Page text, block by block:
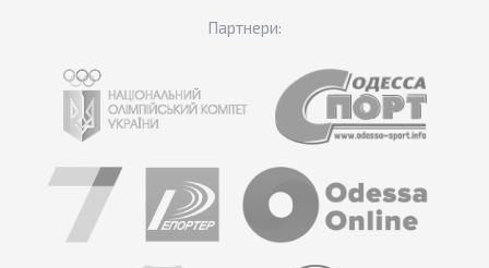
Партнери: